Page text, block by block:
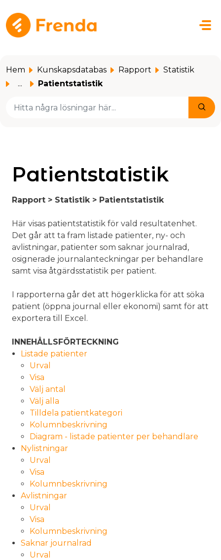
Hoppa över till huvudinnehåll
Hem Kunskapsdatabas Rapport
Statistik
...
Patientstatistik
Patientstatistik
Rapport > Statistik > Patientstatistik
Här visas patientstatistik för vald resultatenhet.
Det går att ta fram listade patienter, ny- och
avlistningar, patienter som saknar journalrad,
osignerade journalanteckningar per behandlare
samt visa åtgärdsstatistik per patient.
I rapporterna går det att högerklicka för att söka
patient (öppna journal eller ekonomi) samt för att
exportera till Excel.
INNEHÅLLSFÖRTECKNING
Listade patienter
Urval
Visa
Välj antal
Välj alla
Tilldela patientkategori
Kolumnbeskrivning
Diagram - listade patienter per behandlare
Nylistningar
Urval
Visa
Kolumnbeskrivning
Avlistningar
Urval
Visa
Kolumnbeskrivning
Saknar journalrad
Urval